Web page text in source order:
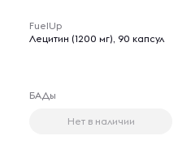
FuelUp
Лецитин (1200 мг), 90 капсул
БАДы
Нет в наличии